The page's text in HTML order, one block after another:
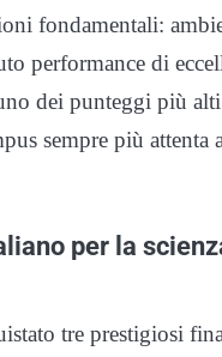
fondamentali:
performance di
dei punteggi più
sempre più attenta
per la
tre prestigiosi